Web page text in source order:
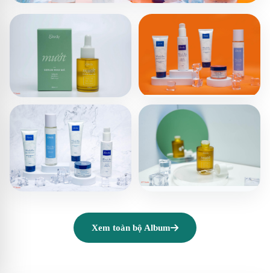
Xem toàn bộ Album